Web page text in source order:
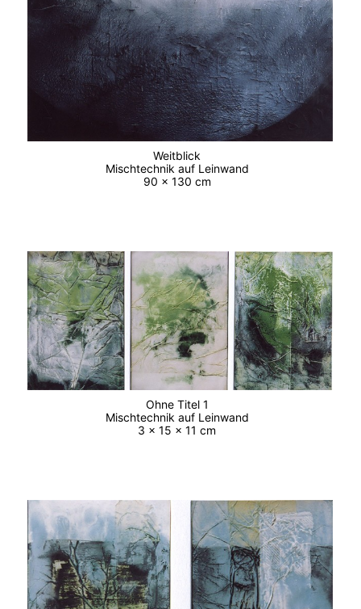
Weitblick
Mischtechnik auf Leinwand
90 x 130 cm
Ohne Titel 1
Mischtechnik auf Leinwand
3 x 15 x 11 cm